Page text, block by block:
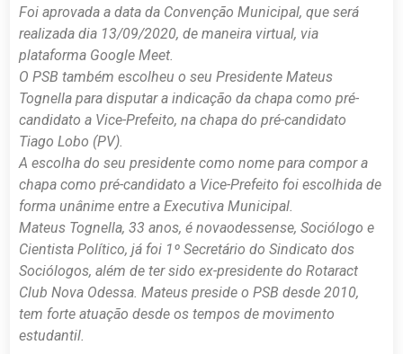
Foi aprovada a data da Convenção Municipal, que será
realizada dia 13/09/2020, de maneira virtual, via
plataforma Google Meet.
O PSB também escolheu o seu Presidente Mateus
Tognella para disputar a indicação da chapa como pré-
candidato a Vice-Prefeito, na chapa do pré-candidato
Tiago Lobo (PV).
A escolha do seu presidente como nome para compor a
chapa como pré-candidato a Vice-Prefeito foi escolhida de
forma unânime entre a Executiva Municipal.
Mateus Tognella, 33 anos, é novaodessense, Sociólogo e
Cientista Político, já foi 1º Secretário do Sindicato dos
Sociólogos, além de ter sido ex-presidente do Rotaract
Club Nova Odessa. Mateus preside o PSB desde 2010,
tem forte atuação desde os tempos de movimento
estudantil.